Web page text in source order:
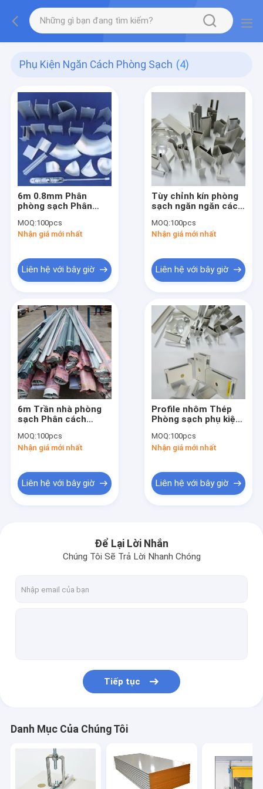
Phụ Kiện Ngăn Cách Phòng Sạch (4)
6m 0.8mm Phân
phòng sạch Phân
Trần nhà
MOQ:100pcs
Nhận giá mới nhất
Liên hệ với bây giờ
Tùy chỉnh kín phòng
sạch ngăn ngăn cách
chống ăn mòn
MOQ:100pcs
Nhận giá mới nhất
Liên hệ với bây giờ
6m Trần nhà phòng
sạch Phân cách
phòng sạch Profile
nhôm
MOQ:100pcs
Nhận giá mới nhất
Liên hệ với bây giờ
Profile nhôm Thép
Phòng sạch phụ kiện
ngăn Trần nhà
MOQ:100pcs
Nhận giá mới nhất
Liên hệ với bây giờ
Để Lại Lời Nhắn
Chúng Tôi Sẽ Trả Lời Nhanh Chóng
Tiếp tục
Danh Mục Của Chúng Tôi